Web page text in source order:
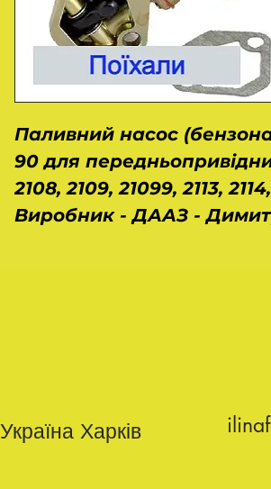
Паливний насос
90 для
2108, 2109, 21099, 2113,
Виробник - ДААЗ -
Україна Харків